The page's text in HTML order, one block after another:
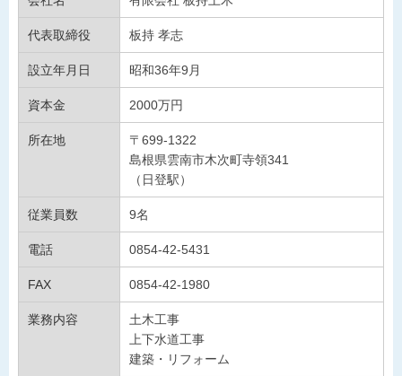
代表取締役 板持 孝志
設立年月日 昭和36年9月
資本金 2000万円
所在地
〒699-1322
島根県雲南市木次町寺領341
（日登駅）
従業員数 9名
電話 0854-42-5431
FAX 0854-42-1980
業務内容
土木工事
上下水道工事
建築・リフォーム